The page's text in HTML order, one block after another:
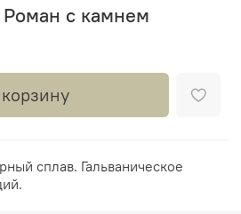
Роман с камнем
сплав. Гальваническое